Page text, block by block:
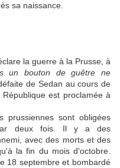
sa naissance.
la guerre à la Prusse, à
un bouton de guêtre ne
de Sedan au cours de
est proclamée à
sont obligées
deux fois. Il y a des
avec des morts et des
la fin du mois d'octobre.
18 septembre et bombardé